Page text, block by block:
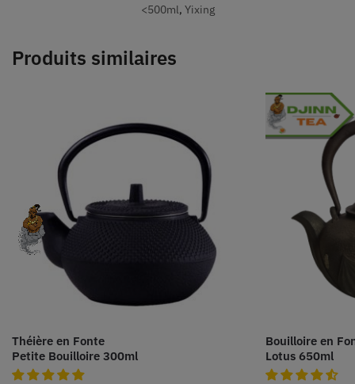
<500ml, Yixing
Produits similaires
Théière en Fonte
Petite Bouilloire 300ml
Bouilloire en
Lotus 650ml